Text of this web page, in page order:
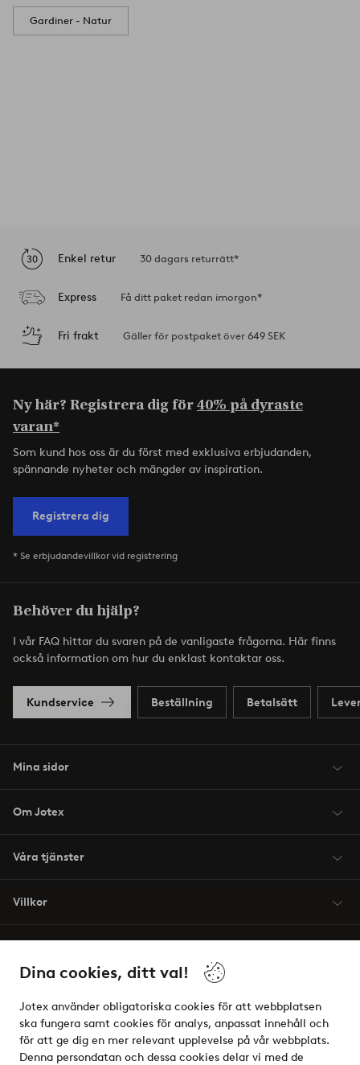
Dina cookies, ditt val!
Jotex använder obligatoriska cookies för att webbplatsen
ska fungera samt cookies för analys, anpassat innehåll och
för att ge dig en mer relevant upplevelse på vår webbplats.
Denna persondatan och dessa cookies delar vi med de
Gardiner - Natur
Enkel retur 30 dagars returrätt*
Express Få ditt paket redan imorgon*
Fri frakt Gäller för postpaket över 649 SEK
Ny här? Registrera dig för40% på dyraste
varan*
Som kund hos oss är du först med exklusiva erbjudanden,
spännande nyheter och mängder av inspiration.
Registrera dig
* Se erbjudandevillkor vid registrering
Behöver du hjälp?
I vår FAQ hittar du svaren på de vanligaste frågorna. Här finns
också information om hur du enklast kontaktar oss.
Kundservice Beställning Betalsätt
Mina sidor
Om Jotex
Våra tjänster
Villkor
Säkra betalningar - Betala direkt eller dela upp